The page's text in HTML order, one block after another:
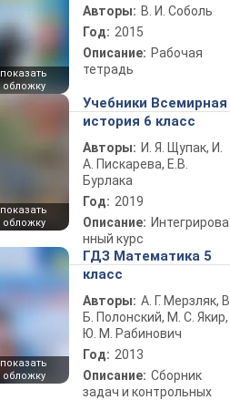
показать
обложку
Авторы: В. И. Соболь
Год: 2015
Описание: Рабочая
тетрадь
показать
обложку
Учебники Всемирная
история 6 класс
Авторы: И. Я. Щупак, И.
А. Пискарева, Е.В.
Бурлака
Год: 2019
Описание: Интегрирова
нный курс
показать
обложку
ГДЗ Математика 5
класс
Авторы: А. Г. Мерзляк, В.
Б. Полонский, М. С. Якир,
Ю. М. Рабинович
Год: 2013
Описание: Сборник
задач и контрольных